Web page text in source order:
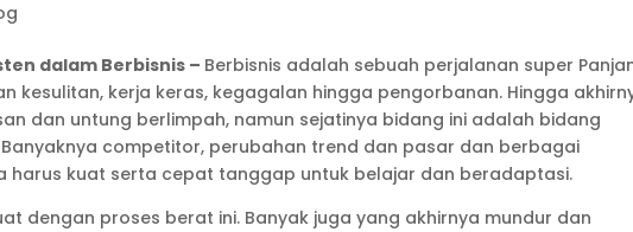
dalam Berbisnis – Berbisnis adalah sebuah perjalanan super
kesulitan, kerja keras, kegagalan hingga pengorbanan. Hingga
dan untung berlimpah, namun sejatinya bidang ini adalah bidang
competitor, perubahan trend dan pasar dan berbagai
harus kuat serta cepat tanggap untuk belajar dan beradaptasi.
dengan proses berat ini. Banyak juga yang akhirnya mundur dan